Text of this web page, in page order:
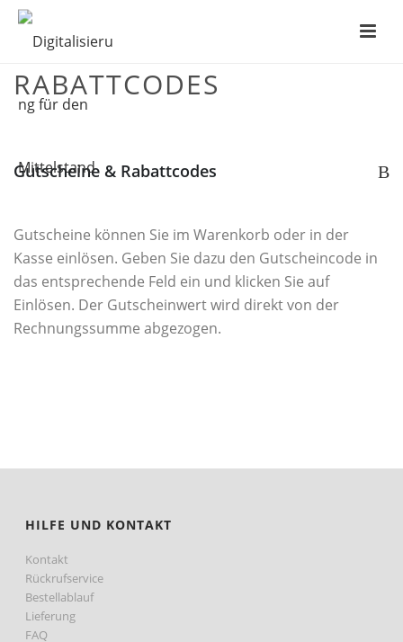
GUTSCHEINE &
RABATTCODES
B
Gutscheine & Rabattcodes
Gutscheine können Sie im Warenkorb oder in der
Kasse einlösen. Geben Sie dazu den Gutscheincode in
das entsprechende Feld ein und klicken Sie auf
Einlösen. Der Gutscheinwert wird direkt von der
Rechnungssumme abgezogen.
HILFE UND KONTAKT
Kontakt
Rückrufservice
Bestellablauf
Lieferung
FAQ